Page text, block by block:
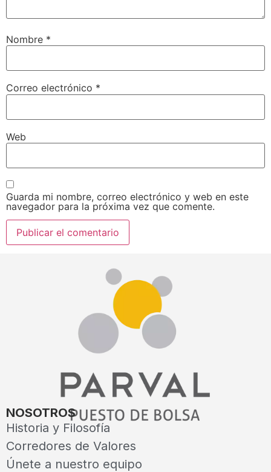
Nombre *
Correo electrónico *
Web
Guarda mi nombre, correo electrónico y web en este
navegador para la próxima vez que comente.
NOSOTROS
Historia y Filosofía
Corredores de Valores
Únete a nuestro equipo